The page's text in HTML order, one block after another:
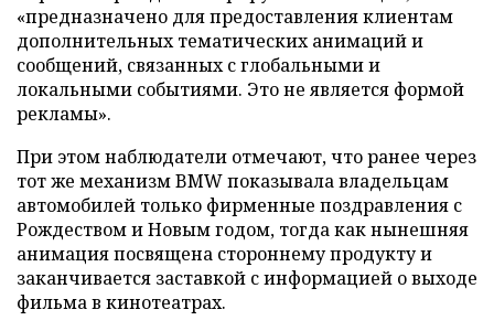
«предназначено для предоставления клиентам
дополнительных тематических анимаций и
сообщений, связанных с глобальными и
локальными событиями. Это не является формой
рекламы».
При этом наблюдатели отмечают, что ранее через
тот же механизм BMW показывала владельцам
автомобилей только фирменные поздравления с
Рождеством и Новым годом, тогда как нынешняя
анимация посвящена стороннему продукту и
заканчивается заставкой с информацией о выходе
фильма в кинотеатрах.